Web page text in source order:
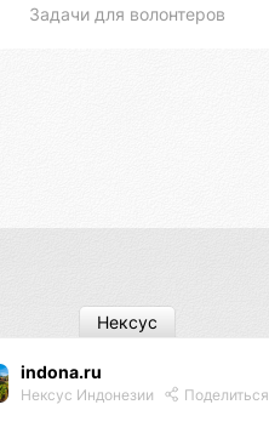
Задачи для волонтеров
indona.ru
Нексус Индонезии Поделиться
Нексус